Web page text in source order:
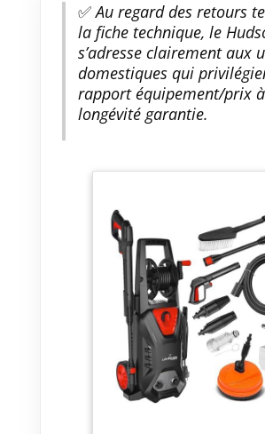
✅Au regard des retours
la fiche technique, le
s’adresse clairement aux
domestiques qui
rapport équipement/prix
longévité garantie.